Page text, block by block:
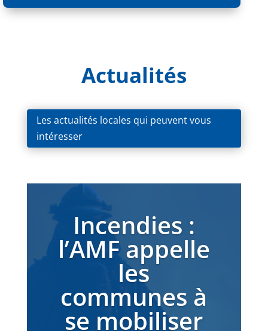
Actualités
Les actualités locales qui peuvent vous
intéresser
Incendies :
l’AMF appelle
les
communes à
se mobiliser